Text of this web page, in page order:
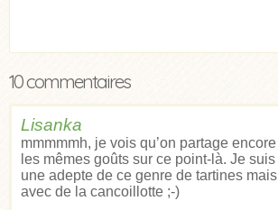
10 commentaires
Lisanka
mmmmmh, je vois qu’on partage encore
les mêmes goûts sur ce point-là. Je suis
une adepte de ce genre de tartines mais
avec de la cancoillotte ;-)